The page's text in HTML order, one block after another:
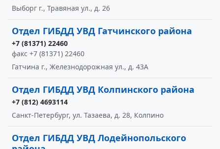
Выборг г., Травяная ул., д. 26
Отдел ГИБДД УВД Гатчинского района
+7 (81371) 22460
факс +7 (81371) 22460
Гатчина г., Железнодорожная ул., д. 43А
Отдел ГИБДД УВД Колпинского района
+7 (812) 4693114
Санкт-Петербург, ул. Тазаева, д. 28, Колпино
Отдел ГИБДД УВД Лодейнопольского